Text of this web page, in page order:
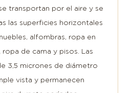
transportan por el aire y se
las superficies horizontales
alfombras, ropa en
de cama y pisos. Las
3,5 micrones de diámetro
vista y permanecen